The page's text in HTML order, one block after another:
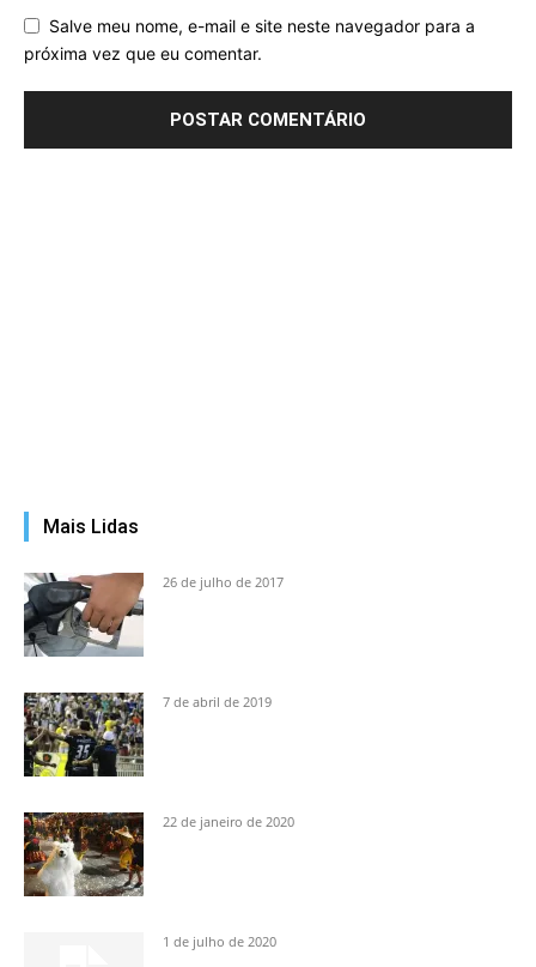
Salve meu nome, e-mail e site neste navegador para a
próxima vez que eu comentar.
Mais Lidas
26 de julho de 2017
7 de abril de 2019
22 de janeiro de 2020
1 de julho de 2020